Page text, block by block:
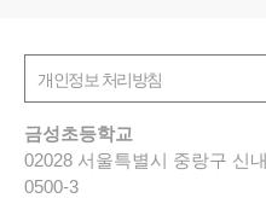
금성초등학교
02028 서울특별시 중랑구 신
0500-3